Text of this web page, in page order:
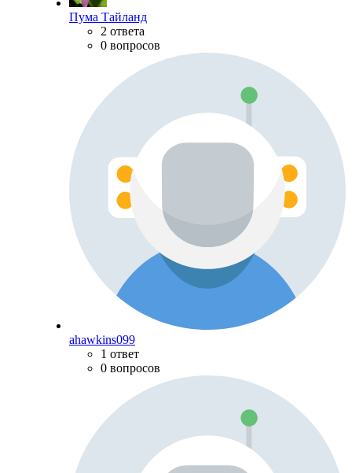
Пума Тайланд
2 ответа
0 вопросов
ahawkins099
1 ответ
0 вопросов